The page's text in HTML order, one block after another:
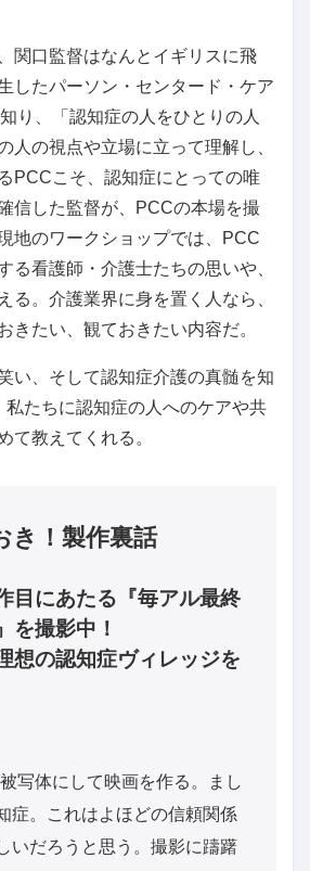
関口監督はなんとイギリスに飛
したパーソン・センタード・ケア
り、「認知症の人をひとりの人
人の視点や立場に立って理解し、
PCCこそ、認知症にとっての唯
信した監督が、PCCの本場を撮
地のワークショップでは、PCC
る看護師・介護士たちの思いや、
る。介護業界に身を置く人なら、
きたい、観ておきたい内容だ。
い、そして認知症介護の真髄を知
私たちに認知症の人へのケアや共
て教えてくれる。
き！製作裏話
目にあたる『毎アル最終
を撮影中！
想の認知症ヴィレッジを
写体にして映画を作る。まし
症。これはよほどの信頼関係
いだろうと思う。撮影に躊躇